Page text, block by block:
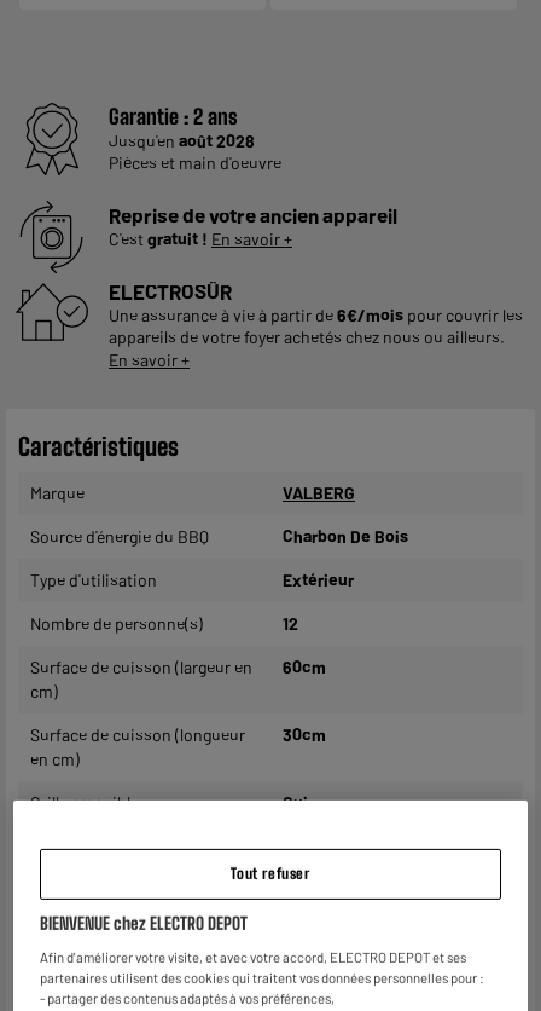
Garantie :2 ans
Jusqu'en août 2028
Pièces et main d'oeuvre
Reprise de votre ancien appareil
C'estgratuit ! En savoir +
ELECTROSÛR
Une assurance à vie à partir de6€/mois pour couvrir les
appareils de votre foyer achetés chez nous ou ailleurs.
En savoir +
Caractéristiques
Marque VALBERG
Source d'énergie du BBQ Charbon De Bois
Type d'utilisation Extérieur
Nombre de personne(s) 12
Surface de cuisson (largeur en
cm)
60cm
Surface de cuisson (longueur
en cm)
30cm
Grille amovible Oui
Matière principale Acier
Matière du couvercle
Nombre de niveaux de hauteur
de grille
1
Tout refuser
BIENVENUE chez ELECTRO DEPOT
Afin d'améliorer votre visite, et avec votre accord, ELECTRO DEPOT et ses
partenaires utilisent des cookies qui traitent vos données personnelles pour :
- partager des contenus adaptés à vos préférences,